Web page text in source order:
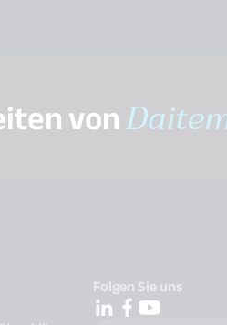
von
Folgen Sie uns